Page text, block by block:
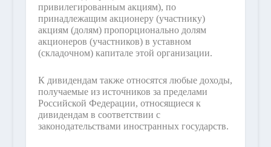
привилегированным акциям), по
принадлежащим акционеру (участнику)
акциям (долям) пропорционально долям
акционеров (участников) в уставном
(складочном) капитале этой организации.
К дивидендам также относятся любые доходы,
получаемые из источников за пределами
Российской Федерации, относящиеся к
дивидендам в соответствии с
законодательствами иностранных государств.